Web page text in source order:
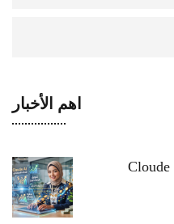
اهم الأخبار